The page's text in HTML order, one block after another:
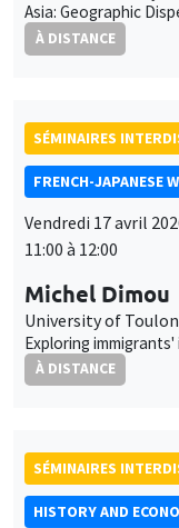
À DISTANCE
HISTORY AND
Îlot Bernard du Bois
Mercredi 6 mai 2026
14:30 à 16:00
Melinda C.
Virginia Tech
Solely by Reason of
Expatriation Act on
SÉMINAIRES
MEGA